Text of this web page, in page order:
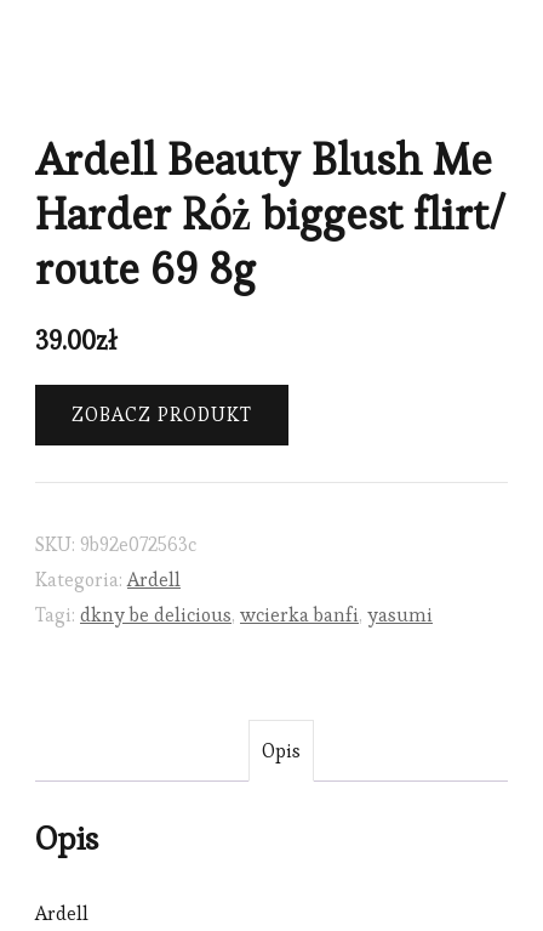
Ardell Beauty Blush Me
Harder Róż biggest flirt/
route 69 8g
39.00zł
ZOBACZ PRODUKT
SKU: 9b92e072563c
Kategoria:Ardell
Tagi: dkny be delicious, wcierka banfi, yasumi
Opis
Opis
Ardell